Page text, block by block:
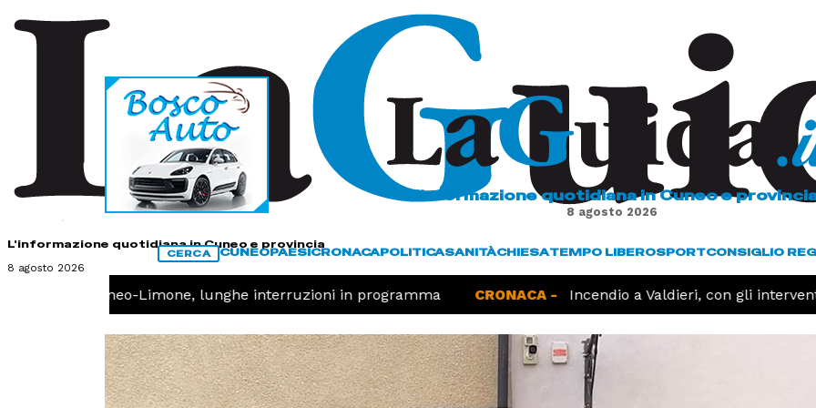
L'informazione quotidiana in Cuneo e provincia
8 agosto 2026
L'informazione quotidiana in Cuneo e
8 agosto 2026
CERCA CUNEOPAESICRONACAPOLITICASANITÀCHIESATEMPO LIBEROSPORTCONSIGLIO
Ferrovia Cuneo-Limone, lunghe interruzioni in programma CRONACA - Incendio a Valdieri, con gli interventi